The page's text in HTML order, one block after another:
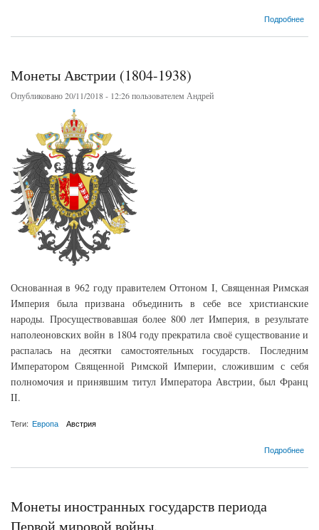
Подробнее
Монеты Австрии (1804-1938)
Опубликовано 20/11/2018 - 12:26 пользователем Андрей
Основанная в 962 году правителем Оттоном I, Священная Римская
Империя была призвана объединить в себе все христианские
народы. Просуществовавшая более 800 лет Империя, в результате
наполеоновских войн в 1804 году прекратила своё существование и
распалась на десятки самостоятельных государств. Последним
Императором Священной Римской Империи, сложившим с себя
полномочия и принявшим титул Императора Австрии, был Франц
II.
Теги: Европа Австрия
Подробнее
Монеты иностранных государств периода
Первой мировой войны.